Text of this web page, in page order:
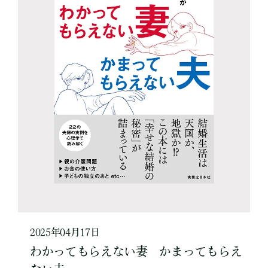
2025年04月17日
わかってもらえない妻 かまってもらえ